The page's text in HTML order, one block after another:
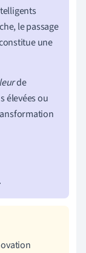
le passage
une
de
élevées ou